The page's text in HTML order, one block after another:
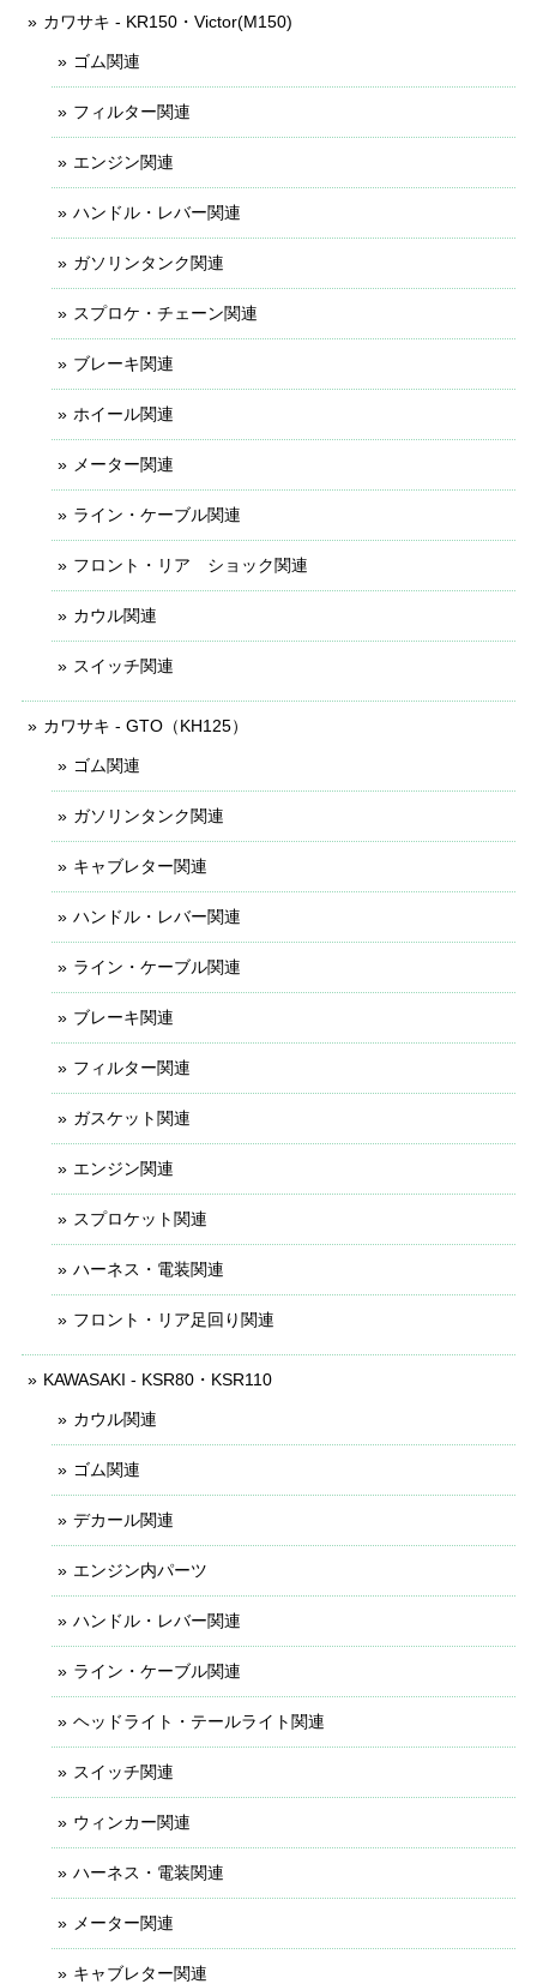
カワサキ - KR150・Victor(M150)
ゴム関連
フィルター関連
エンジン関連
ハンドル・レバー関連
ガソリンタンク関連
スプロケ・チェーン関連
ブレーキ関連
ホイール関連
メーター関連
ライン・ケーブル関連
フロント・リア ショック関連
カウル関連
スイッチ関連
カワサキ - GTO（KH125）
ゴム関連
ガソリンタンク関連
キャブレター関連
ハンドル・レバー関連
ライン・ケーブル関連
ブレーキ関連
フィルター関連
ガスケット関連
エンジン関連
スプロケット関連
ハーネス・電装関連
フロント・リア足回り関連
KAWASAKI - KSR80・KSR110
カウル関連
ゴム関連
デカール関連
エンジン内パーツ
ハンドル・レバー関連
ライン・ケーブル関連
ヘッドライト・テールライト関連
スイッチ関連
ウィンカー関連
ハーネス・電装関連
メーター関連
キャブレター関連